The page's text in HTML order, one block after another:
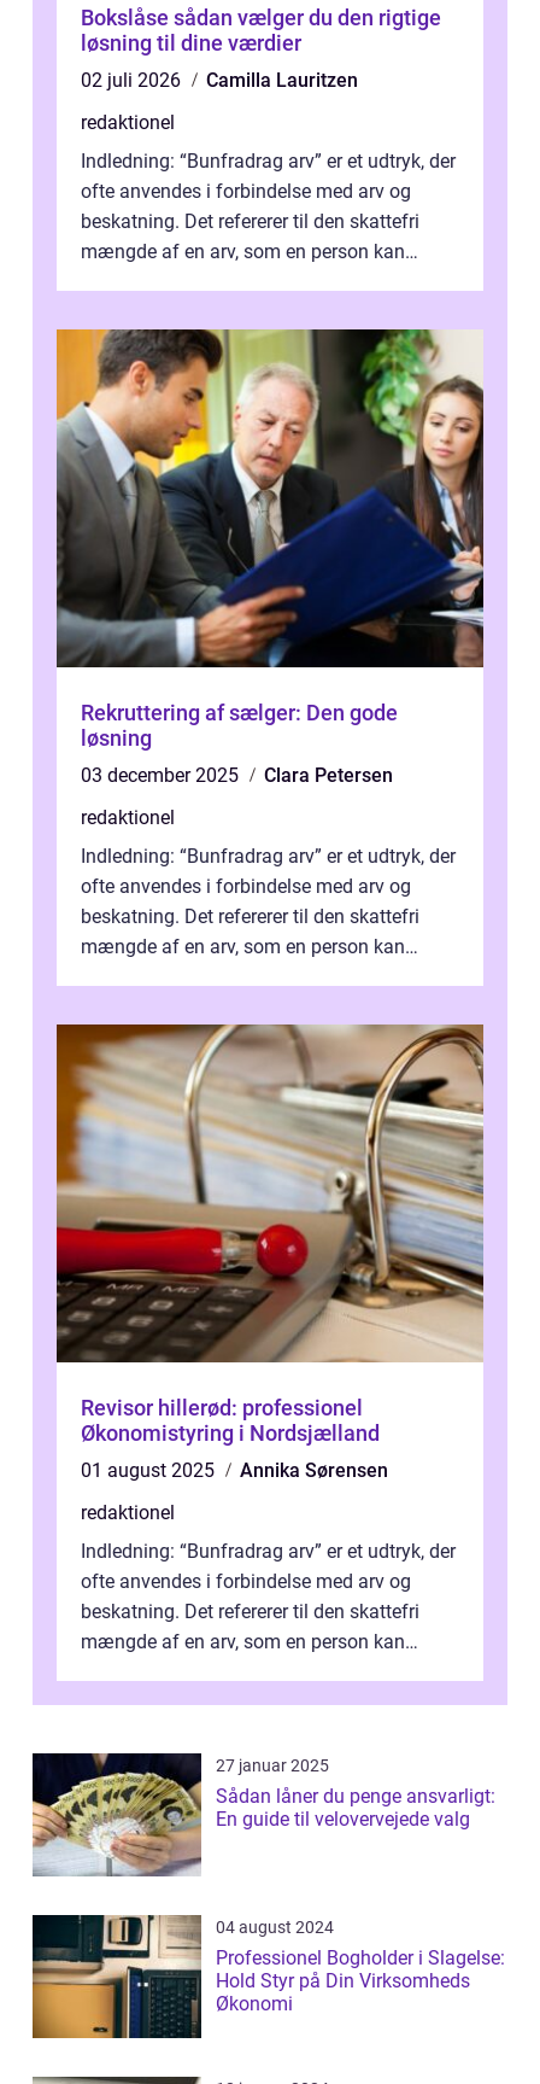
Bokslåse sådan vælger du den rigtige
løsning til dine værdier
02 juli 2026
Camilla Lauritzen
redaktionel
Indledning: “Bunfradrag arv” er et udtryk, der
ofte anvendes i forbindelse med arv og
beskatning. Det refererer til den skattefri
mængde af en arv, som en person kan
Rekruttering af sælger: Den gode
løsning
03 december 2025
Clara Petersen
redaktionel
Indledning: “Bunfradrag arv” er et udtryk, der
ofte anvendes i forbindelse med arv og
beskatning. Det refererer til den skattefri
mængde af en arv, som en person kan
Revisor hillerød: professionel
Økonomistyring i Nordsjælland
01 august 2025
Annika Sørensen
redaktionel
Indledning: “Bunfradrag arv” er et udtryk, der
ofte anvendes i forbindelse med arv og
beskatning. Det refererer til den skattefri
mængde af en arv, som en person kan
27 januar 2025
Sådan låner du penge ansvarligt:
En guide til velovervejede valg
04 august 2024
Professionel Bogholder i Slagelse:
Hold Styr på Din Virksomheds
Økonomi